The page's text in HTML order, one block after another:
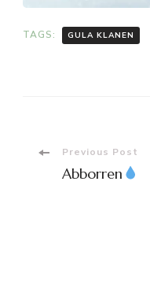
TAGS: GULA KLANEN
PostPrevious Post
Abborren